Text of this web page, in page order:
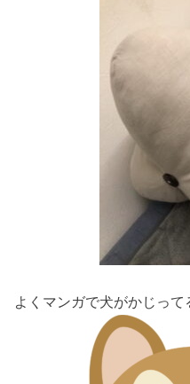
よくマンガで犬がかじって